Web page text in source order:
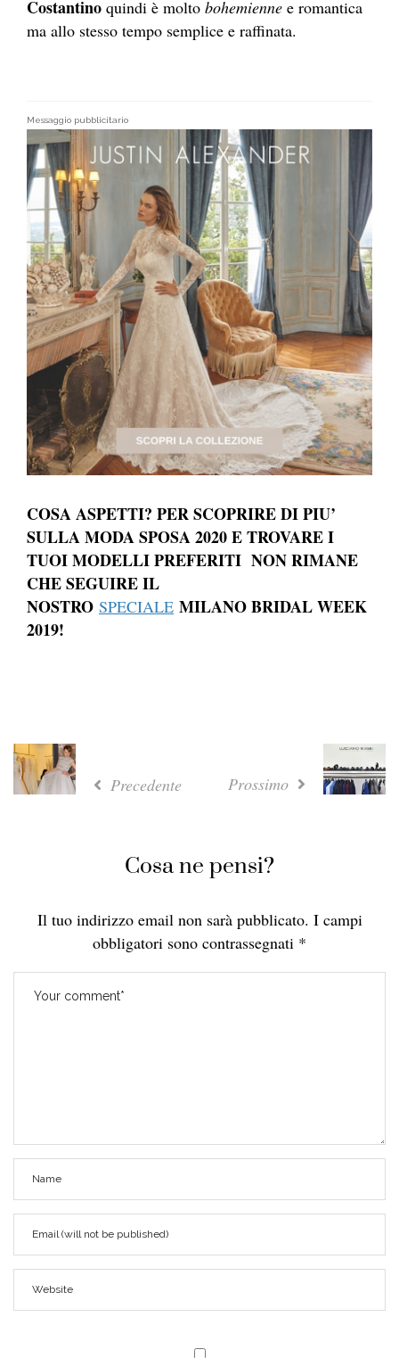
Costantino quindi è molto bohemienne e romantica
ma allo stesso tempo semplice e raffinata.
Messaggio pubblicitario
COSA ASPETTI? PER SCOPRIRE DI PIU’
SULLA MODA SPOSA 2020 E TROVARE I
TUOI MODELLI PREFERITI NON RIMANE
CHE SEGUIRE IL
NOSTRO SPECIALE MILANO BRIDAL WEEK
2019!
Precedente Prossimo
Cosa ne pensi?
Il tuo indirizzo email non sarà pubblicato. I campi
obbligatori sono contrassegnati *